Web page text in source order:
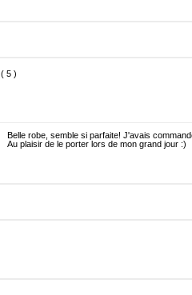
( 5 )
Belle robe, semble si parfaite! J'avais
Au plaisir de le porter lors de mon grand jour :)